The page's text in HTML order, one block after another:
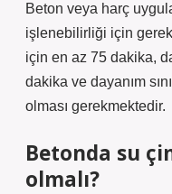
Beton veya harç
işlenebilirliği için
için en az 75 dakika,
dakika ve dayanım
olması gerekmektedir.
Betonda su
olmalı?